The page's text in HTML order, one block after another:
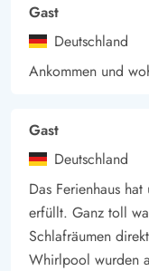
Gast
Deutschland
Ankommen und
Gast
Deutschland
Das Ferienhaus
erfüllt. Ganz toll
Schlafräumen
Whirlpool wurden